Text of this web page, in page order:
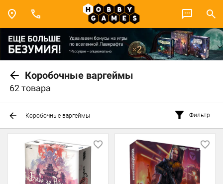
Коробочные варгеймы
62 товара
Коробочные варгеймы Фильтр